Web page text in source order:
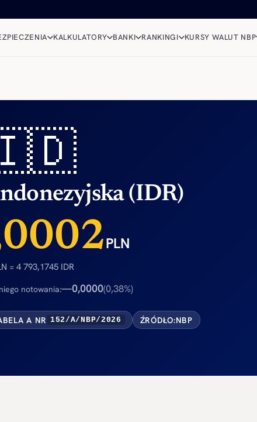
KALKULATORY BANKI RANKINGI KURSY WALUT NBP
(IDR)
PLN
= 4 793,1745 IDR
notowania:—0,0000(0,38%)
A NR 152/A/NBP/2026 ŹRÓDŁO:NBP